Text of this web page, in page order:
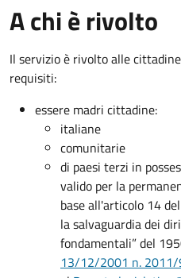
A chi è rivolto
Il servizio è rivolto alle
requisiti:
essere madri cittadine:
italiane
comunitarie
di paesi terzi in
valido per la
base all'articolo 14
la salvaguardia dei
fondamentali” del
13/12/2001 n. 2011/